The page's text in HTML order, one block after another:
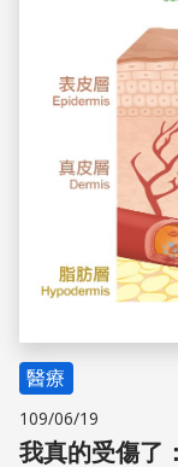
醫療
109/06/19
我真的受傷了